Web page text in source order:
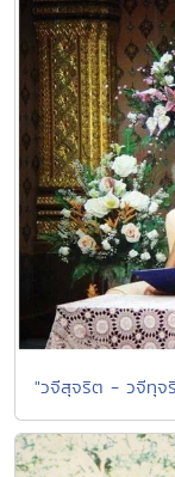
"วจีสุจริต - วจีทุจ